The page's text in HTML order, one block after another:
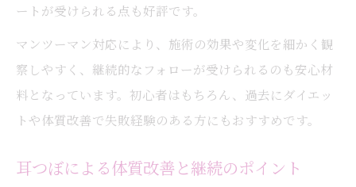
ートが受けられる点も好評です。
マンツーマン対応により、施術の効果や変化を細かく観
察しやすく、継続的なフォローが受けられるのも安心材
料となっています。初心者はもちろん、過去にダイエッ
トや体質改善で失敗経験のある方にもおすすめです。
耳つぼによる体質改善と継続のポイント